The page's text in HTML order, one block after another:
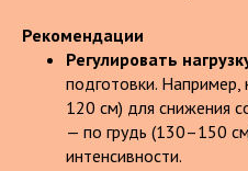
Рекомендации
Регулировать
подготовки.
120 см) для снижения
— по грудь (130–150
интенсивности.